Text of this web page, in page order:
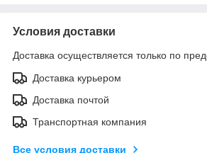
Условия доставки
Доставка осуществляется только по
Доставка курьером
Доставка почтой
Транспортная компания
Все условия доставки